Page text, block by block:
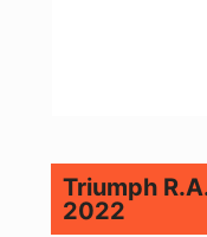
Triumph
2022